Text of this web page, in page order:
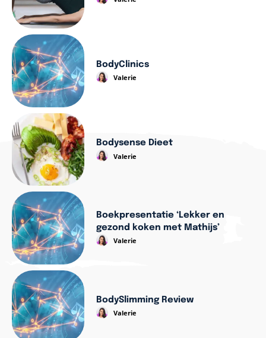
BodyClinics
Valerie
Bodysense Dieet
Valerie
Boekpresentatie ‘Lekker en
gezond koken met Mathijs’
Valerie
BodySlimming Review
Valerie